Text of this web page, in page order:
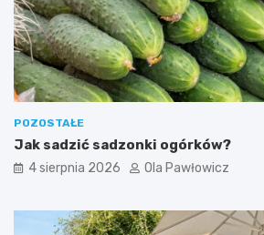
POZOSTAŁE
Jak sadzić sadzonki ogórków?
4 sierpnia 2026 Ola Pawłowicz